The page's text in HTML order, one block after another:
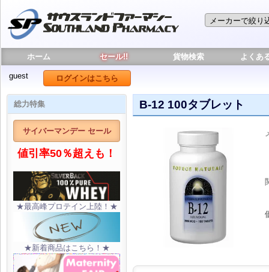
ホーム セール!! 貨物検索 よくあ
guest ログインはこちら
総力特集
サイバーマンデー セール
値引率50％超えも！
★最高峰プロテイン上陸！★
★新着商品はこちら！★
B-12 100タブレット